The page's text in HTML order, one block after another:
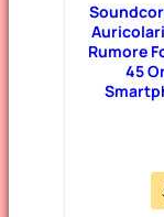
Rumore
45